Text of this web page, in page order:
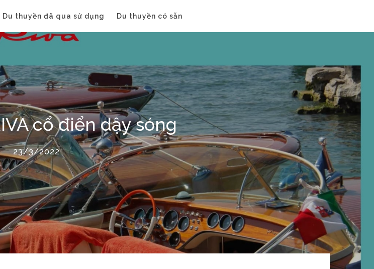
Du thuyền đã qua sử dụng Du thuyền có sẵn
cổ điển dậy sóng
23/3/2022